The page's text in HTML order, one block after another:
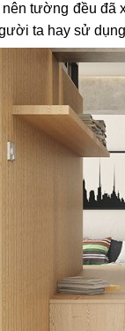
tường đều
ta hay sử